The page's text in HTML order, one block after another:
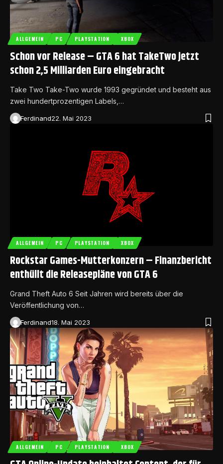
ALLGEMEIN PC PLAYSTATION XBOX
Schon vor Release – GTA 6 hat TakeTwo jetzt
schon 2,5 Milliarden Euro eingebracht
Take Two Take-Two wurde 1993 gegründet und besteht aus
zwei hundertprozentigen Labels,…
Ferdinand22. Mai 2023
ALLGEMEIN PC PLAYSTATION XBOX
Rockstar Games-Mutterkonzern – Finanzbericht
enthüllt die Releasepläne von GTA 6
Grand Theft Auto 6 Seit Jahren wird bereits über die
Veröffentlichung von…
Ferdinand18. Mai 2023
ALLGEMEIN PC PLAYSTATION XBOX